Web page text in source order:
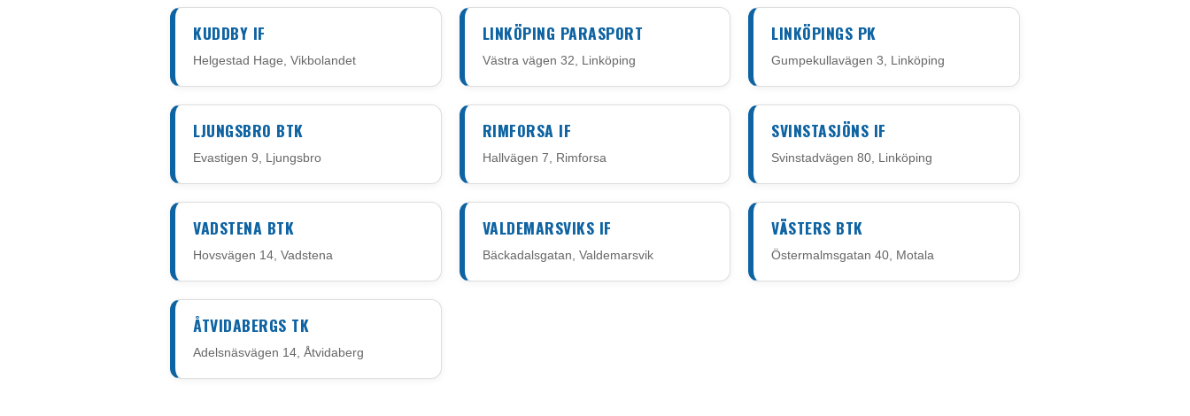
KUDDBY IF
Helgestad Hage, Vikbolandet
LINKÖPING PARASPORT
Västra vägen 32, Linköping
LINKÖPINGS PK
Gumpekullavägen 3, Linköping
LJUNGSBRO BTK
Evastigen 9, Ljungsbro
RIMFORSA IF
Hallvägen 7, Rimforsa
SVINSTASJÖNS IF
Svinstadvägen 80, Linköping
VADSTENA BTK
Hovsvägen 14, Vadstena
VALDEMARSVIKS IF
Bäckadalsgatan, Valdemarsvik
VÄSTERS BTK
Östermalmsgatan 40, Motala
ÅTVIDABERGS TK
Adelsnäsvägen 14, Åtvidaberg